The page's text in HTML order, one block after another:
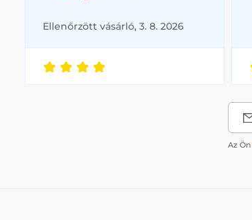
Ellenőrzött vásárló, 3. 8. 2026
Az Ön